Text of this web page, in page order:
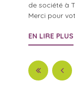
de société à
Merci pour
EN LIRE PLUS
Pages